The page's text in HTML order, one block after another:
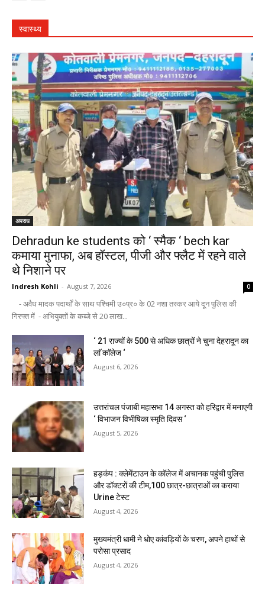
स्वास्थ्य
अपराध
Dehradun ke students को ‘ स्मैक ‘ bech kar
कमाया मुनाफा, अब हॉस्टल, पीजी और फ्लैट में रहने वाले
थे निशाने पर
Indresh Kohli - August 7, 2026 0
- अवैध मादक पदार्थों के साथ पश्चिमी उ०प्र० के 02 नशा तस्कर आये दून पुलिस की
गिरफ्त में - अभियुक्तों के कब्जे से 20 लाख...
‘ 21 राज्यों के 500 से अधिक छात्रों ने चुना देहरादून का
लाॅ काॅलेज ‘
August 6, 2026
उत्तरांचल पंजाबी महासभा 14 अगस्त को हरिद्वार में मनाएगी
‘ विभाजन विभीषिका स्मृति दिवस ‘
August 5, 2026
हड़कंप : क्लेमेंटाउन के कॉलेज में अचानक पहुंची पुलिस
और डॉक्टरों की टीम,100 छात्र-छात्राओं का कराया
Urine टेस्ट
August 4, 2026
मुख्यमंत्री धामी ने धोए कांवड़ियों के चरण, अपने हाथों से
परोसा प्रसाद
August 4, 2026